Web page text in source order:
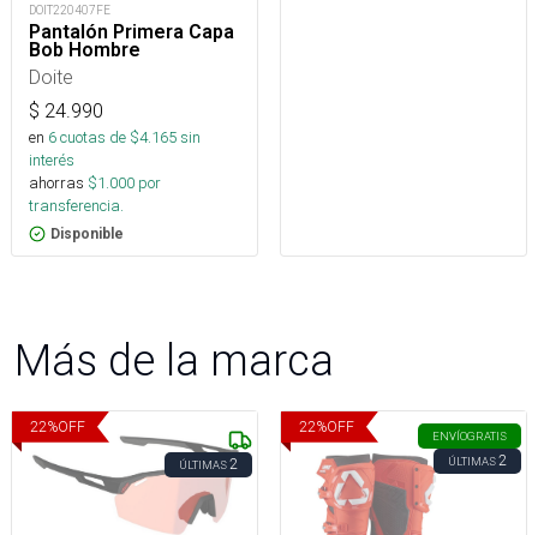
DOIT220407FE
Pantalón Primera Capa
Bob Hombre
Doite
$ 24.990
en 6cuotas de $4.165sin
interés
ahorras $1.000 por
transferencia.
Disponible
Más de la marca
22%OFF
ÚLTIMAS2
22%OFF
ENVÍOGRATIS
ÚLTIMAS2